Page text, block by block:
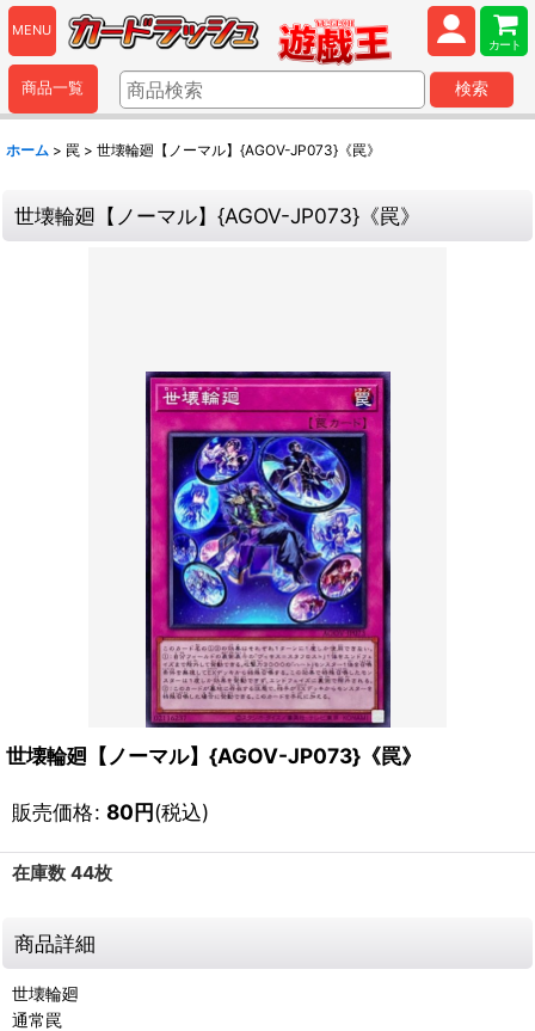
MENU
カート
商品一覧 検索
ホーム > 罠 > 世壊輪廻【ノーマル】{AGOV-JP073}《罠》
世壊輪廻【ノーマル】{AGOV-JP073}《罠》
世壊輪廻【ノーマル】{AGOV-JP073}《罠》
販売価格: 80円(税込)
在庫数 44枚
商品詳細
世壊輪廻
通常罠